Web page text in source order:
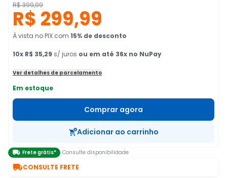
R$ 399,99
R$ 299,99
À vista no PIX com 15% de desconto
10x R$ 35,29 s/ juros ou em até 36x no NuPay
Ver detalhes de parcelamento
Em estoque
Comprar agora
Adicionar ao carrinho
 Frete grátis* Consulte disponibilidade
CONSULTE FRETE